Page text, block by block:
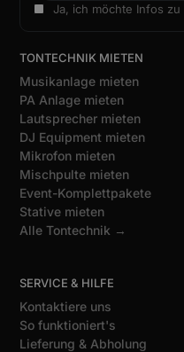
Ja, ich möchte Infos
TONTECHNIK MIETEN
Musikanlage mieten
PA Anlage mieten
Lautsprecher mieten
DJ Equipment mieten
Mikrofon mieten
Mischpulte mieten
Event-Komplettpakete
Stative mieten
Alle Tontechnik →
SERVICE & HILFE
Kontaktiere uns
So funktioniert's
Lieferung & Abholung